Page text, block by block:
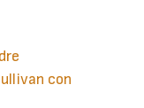
con